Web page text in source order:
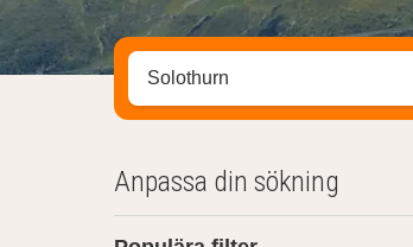
Sök efter hotell, område
Anpassa din sökning